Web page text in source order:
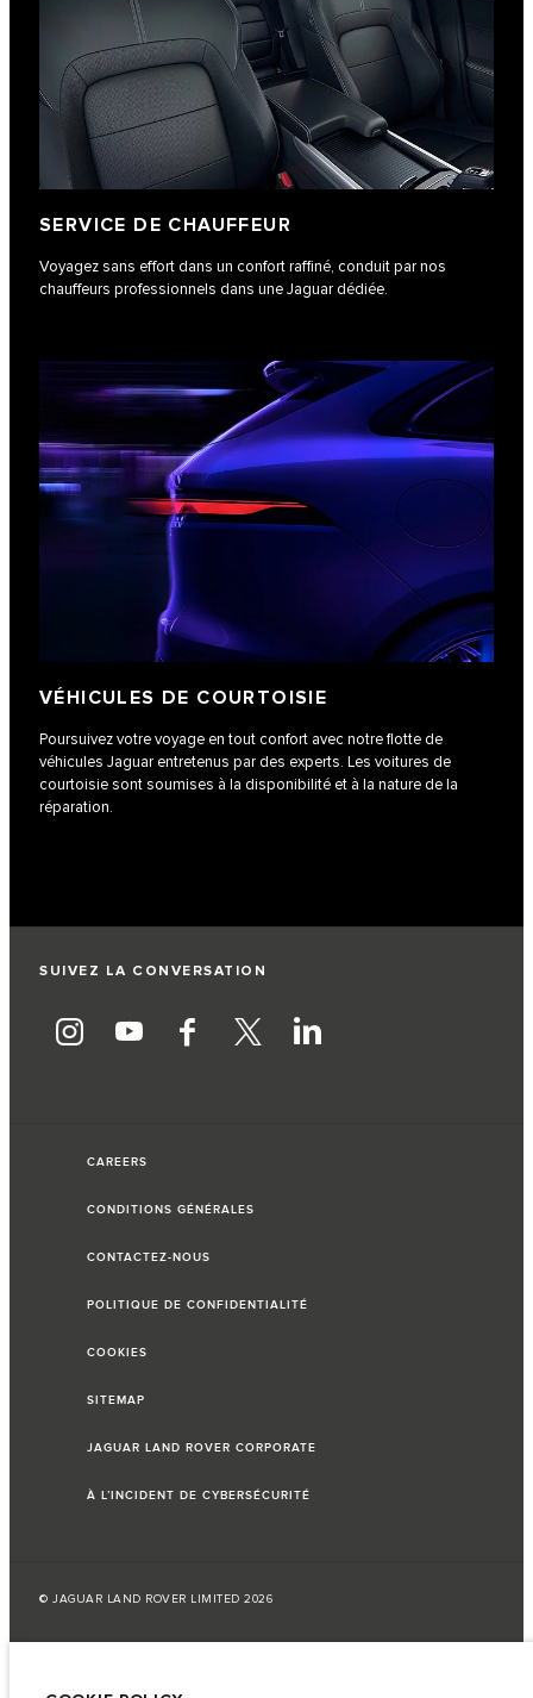
SERVICE DE CHAUFFEUR
Voyagez sans effort dans un confort raffiné, conduit par nos
chauffeurs professionnels dans une Jaguar dédiée.
VÉHICULES DE COURTOISIE
Poursuivez votre voyage en tout confort avec notre flotte de
véhicules Jaguar entretenus par des experts. Les voitures de
courtoisie sont soumises à la disponibilité et à la nature de la
réparation.
SUIVEZ LA CONVERSATION
CAREERS
CONDITIONS GÉNÉRALES
CONTACTEZ-NOUS
POLITIQUE DE CONFIDENTIALITÉ
COOKIES
SITEMAP
JAGUAR LAND ROVER CORPORATE
À L’INCIDENT DE CYBERSÉCURITÉ
© JAGUAR LAND ROVER LIMITED 2026